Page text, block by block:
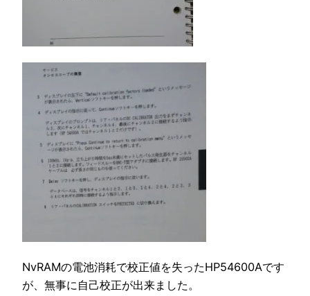
NvRAMの電池消耗で校正値を失ったHP54600Aです
が、無事に自己校正が出来ました。